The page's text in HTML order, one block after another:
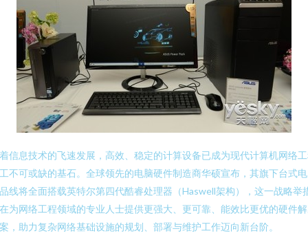
信息技术的飞速发展，高效、稳定的计算设备已成为现代计算机网络
不可或缺的基石。全球领先的电脑硬件制造商华硕宣布，其旗下台式
线将全面搭载英特尔第四代酷睿处理器（Haswell架构），这一战略举
为网络工程领域的专业人士提供更强大、更可靠、能效比更优的硬件
，助力复杂网络基础设施的规划、部署与维护工作迈向新台阶。